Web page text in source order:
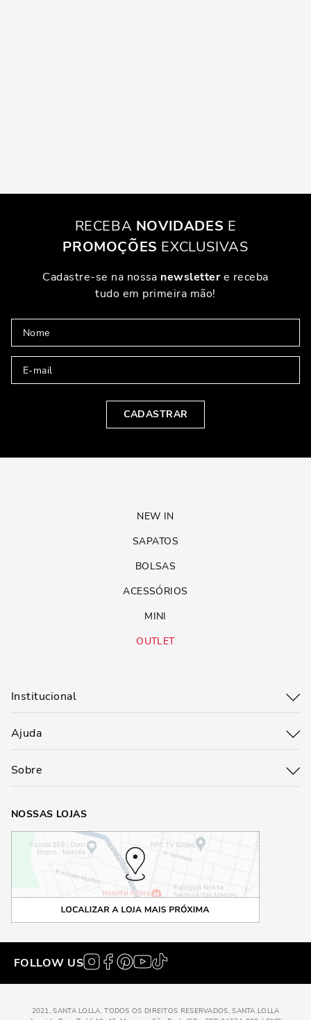
RECEBA NOVIDADES E
PROMOÇÕES EXCLUSIVAS
Cadastre-se na nossa newslettere receba
tudo em primeira mão!
CADASTRAR
NEW IN
SAPATOS
BOLSAS
ACESSÓRIOS
MINI
OUTLET
Institucional
Ajuda
Sobre
NOSSAS LOJAS
FOLLOW US
2021, SANTA LOLLA, TODOS OS DIREITOS RESERVADOS, SANTA LOLLA